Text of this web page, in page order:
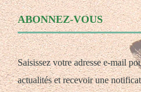
ABONNEZ-VOUS
Saisissez votre adresse e-mail
actualités et recevoir une